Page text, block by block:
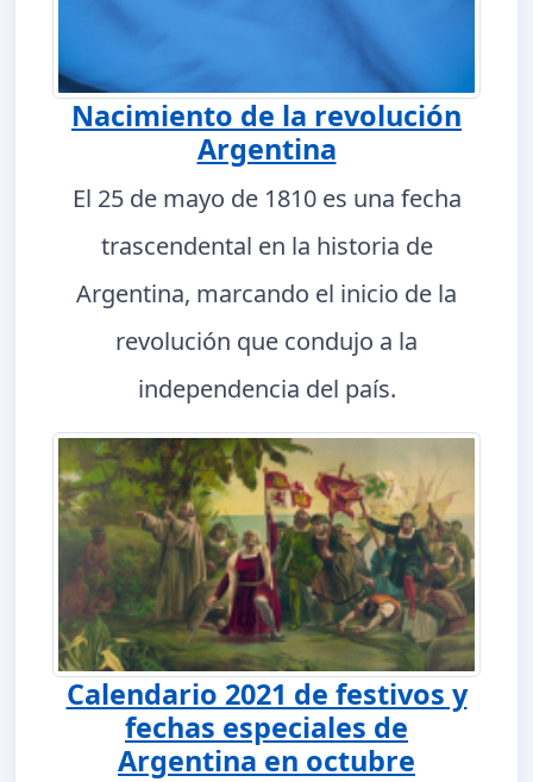
Nacimiento de la revolución
Argentina
El 25 de mayo de 1810 es una fecha
trascendental en la historia de
Argentina, marcando el inicio de la
revolución que condujo a la
independencia del país.
Calendario 2021 de festivos y
fechas especiales de
Argentina en octubre